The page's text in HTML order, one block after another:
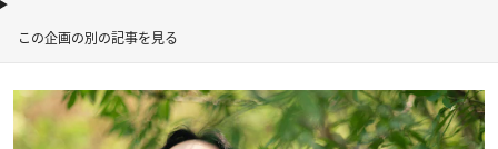
この企画の別の記事を見る